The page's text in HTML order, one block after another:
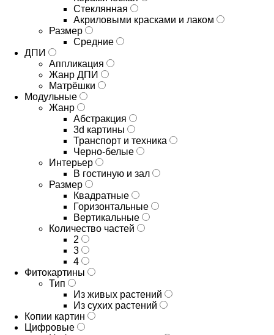
Стеклянная
Акриловыми красками и лаком
Размер
Средние
ДПИ
Аппликация
Жанр ДПИ
Матрёшки
Модульные
Жанр
Абстракция
3d картины
Транспорт и техника
Черно-белые
Интерьер
В гостиную и зал
Размер
Квадратные
Горизонтальные
Вертикальные
Количество частей
2
3
4
Фитокартины
Тип
Из живых растений
Из сухих растений
Копии картин
Цифровые